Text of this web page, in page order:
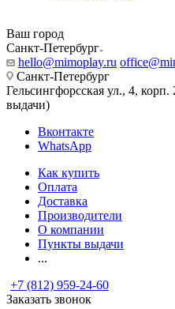
Ваш город
Санкт-Петербург
hello@mimoplay.ru
Санкт-Петербург
Гельсингфорсская ул., 4,
выдачи)
Вконтакте
WhatsApp
Как купить
Оплата
Доставка
Производители
О компании
Пункты выдачи
...
+7 (812) 959-24-60
Заказать звонок